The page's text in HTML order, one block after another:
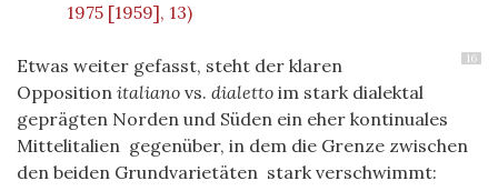
1975 [1959], 13)
16
Etwas weiter gefasst, steht der klaren
Opposition italiano vs. dialetto im stark dialektal
geprägten Norden und Süden ein eher kontinuales
Mittelitalien gegenüber, in dem die Grenze zwischen
den beiden Grundvarietäten stark verschwimmt: